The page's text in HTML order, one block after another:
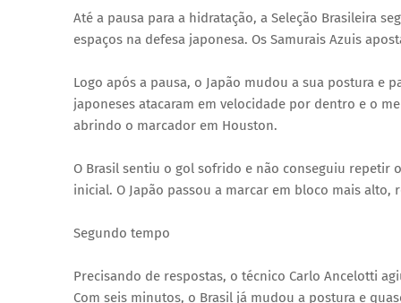
Até a pausa para a hidratação, a Seleção Brasileira
espaços na defesa japonesa. Os Samurais Azuis
Logo após a pausa, o Japão mudou a sua postura e
japoneses atacaram em velocidade por dentro e o
abrindo o marcador em Houston.
O Brasil sentiu o gol sofrido e não conseguiu
inicial. O Japão passou a marcar em bloco mais
Segundo tempo
Precisando de respostas, o técnico Carlo Ancelotti
Com seis minutos, o Brasil já mudou a postura e